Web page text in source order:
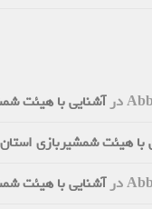
درآشنایی با هیئت
هیئت شمشیربازی استان
درآشنایی با هیئت